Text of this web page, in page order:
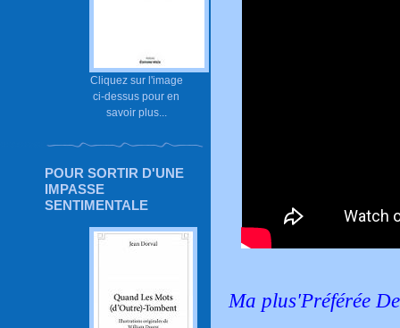
Cliquez sur l'image
ci-dessus pour en
savoir plus...
POUR SORTIR D'UNE
IMPASSE
SENTIMENTALE
Ma plus'Préférée